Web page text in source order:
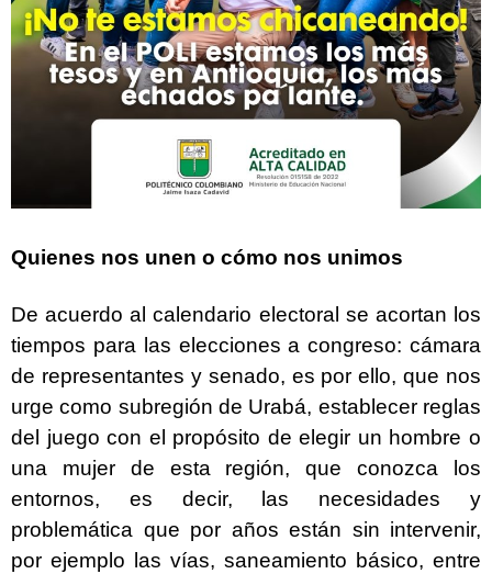
Quienes nos unen o cómo nos unimos
De acuerdo al calendario electoral se acortan los
tiempos para las elecciones a congreso: cámara
de representantes y senado, es por ello, que nos
urge como subregión de Urabá, establecer reglas
del juego con el propósito de elegir un hombre o
una mujer de esta región, que conozca los
entornos, es decir, las necesidades y
problemática que por años están sin intervenir,
por ejemplo las vías, saneamiento básico, entre